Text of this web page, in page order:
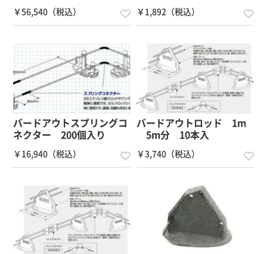
￥56,540（税込） ￥1,892（税込）
バードアウトスプリングコ
ネクター 200個入り
￥16,940（税込）
バードアウトロッド 1m
5m分 10本入
￥3,740（税込）